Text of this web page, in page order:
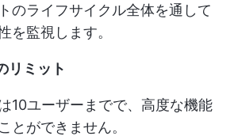
のライフサイクル全体を通して
を監視します。
リミット
10ユーザーまでで、高度な機能
とができません。